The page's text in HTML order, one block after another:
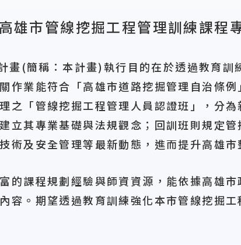
雄市管線挖掘工程管理訓練課程
(簡稱：本計畫)執行目的在於透過教育訓
作業能符合「高雄市道路挖掘管理自治條
之「管線挖掘工程管理人員認證班」，分
立其專業基礎與法規觀念；回訓班則規定
術及安全管理等最新動態，進而提升高雄市
課程規劃經驗與師資資源，能依據高雄市
容。期望透過教育訓練強化本市管線挖掘